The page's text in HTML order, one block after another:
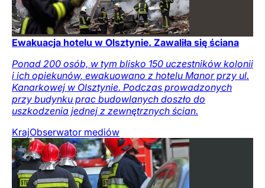
Ewakuacja hotelu w Olsztynie. Zawaliła się ściana
Ponad 200 osób, w tym blisko 150 uczestników kolonii
i ich opiekunów, ewakuowano z hotelu Manor przy ul.
Kanarkowej w Olsztynie. Podczas prowadzonych
przy budynku prac budowlanych doszło do
uszkodzenia jednej z zewnętrznych ścian.
KrajObserwator mediów